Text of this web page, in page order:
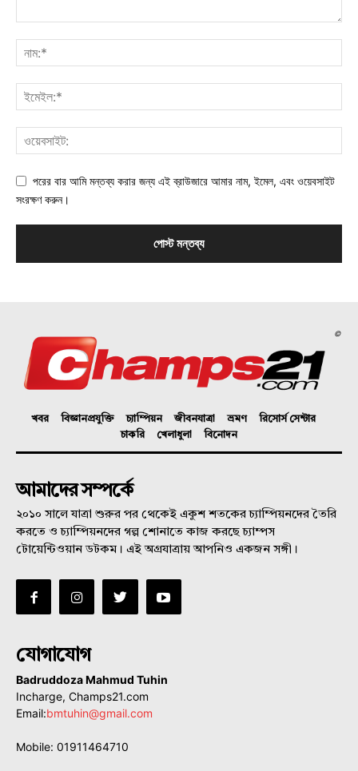
পরের বার আমি মন্তব্য করার জন্য এই ব্রাউজারে আমার নাম, ইমেল, এবং ওয়েবসাইট
সংরক্ষণ করুন।
©
খবর বিজ্ঞানপ্রযুক্তি চ্যাম্পিয়ন জীবনযাত্রা ভ্রমণ
রিসোর্স সেন্টার
চাকরি
খেলাধুলা বিনোদন
আমাদের সম্পর্কে
২০১০ সালে যাত্রা শুরুর পর থেকেই একুশ শতকের চ্যাম্পিয়নদের তৈরি
করতে ও চ্যাম্পিয়নদের গল্প শোনাতে কাজ করছে চ্যাম্পস
টোয়েন্টিওয়ান ডটকম। এই অগ্রযাত্রায় আপনিও একজন সঙ্গী।
যোগাযোগ
Badruddoza Mahmud Tuhin
Incharge, Champs21.com
Email:bmtuhin@gmail.com
Mobile: 01911464710